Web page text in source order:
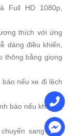
Full HD 1080p,
thích với ứng
dàng điều khiển,
thông bằng giọng
nếu xe đi lệch
báo nếu khoảng
sang hình